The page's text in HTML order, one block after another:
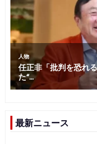
最新ニュース